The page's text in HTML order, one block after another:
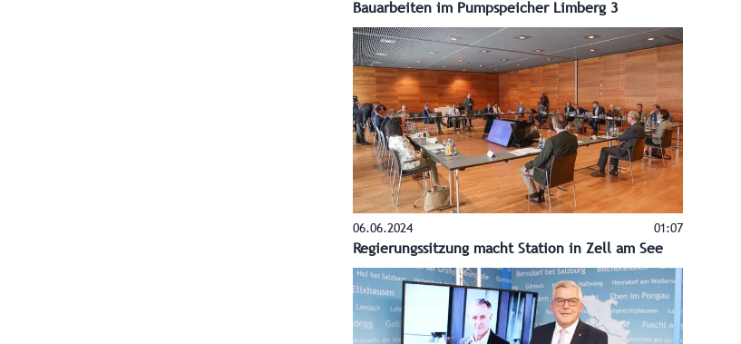
Bauarbeiten im Pumpspeicher Limberg 3
06.06.2024 01:07
Regierungssitzung macht Station in Zell am See